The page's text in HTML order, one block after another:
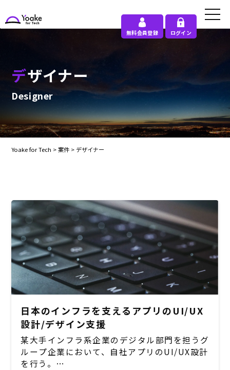
無料会員登録 ログイン
デザイナー
Designer
Yoake for Tech >案件 > デザイナー
日本のインフラを支えるアプリのUI/UX
設計/デザイン支援
某大手インフラ系企業のデジタル部門を担うグ
ループ企業において、自社アプリのUI/UX設計
を行う。